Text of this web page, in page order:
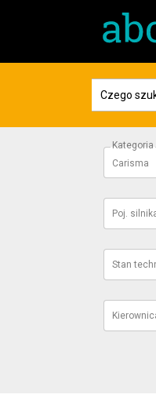
Kategoria
Carisma
Poj.
Stan